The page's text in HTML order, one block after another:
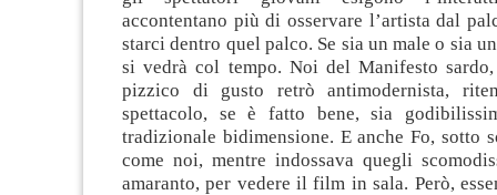
accontentano più di osservare l’artista dal
starci dentro quel palco. Se sia un male o sia
si vedrà col tempo. Noi del Manifesto
pizzico di gusto retrò antimodernista,
spettacolo, se è fatto bene, sia
tradizionale bidimensione. E anche Fo, sotto
come noi, mentre indossava quegli
amaranto, per vedere il film in sala. Però,